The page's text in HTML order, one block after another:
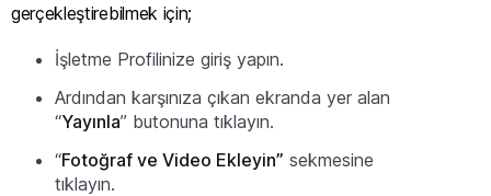
gerçekleştirebilmek için;
İşletme Profilinize giriş yapın.
Ardından karşınıza çıkan ekranda yer alan
“Yayınla” butonuna tıklayın.
“Fotoğraf ve Video Ekleyin” sekmesine
tıklayın.